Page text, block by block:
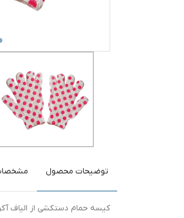
توضیحات محصول
کیسه حمام دستکشی از الیاف